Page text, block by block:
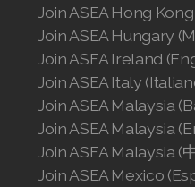
Join ASEA Hong
Join ASEA Hungary
Join ASEA Ireland
Join ASEA Italy
Join ASEA Malaysia
Join ASEA Malaysia
Join ASEA Malaysia (
Join ASEA Mexico